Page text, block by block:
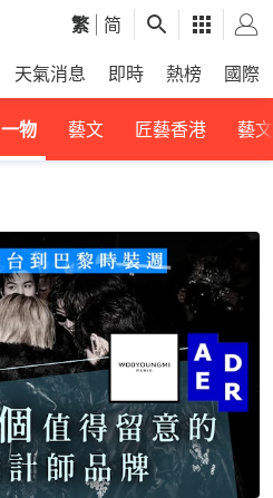
繁 简
天氣消息 即時 熱榜 國際
一物 藝文 匠藝香港 藝